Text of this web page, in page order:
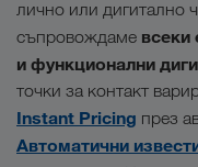
лично или дигитално
съпровождаме всеки
и функционални
точки за контакт
Instant Pricing през
Автоматични